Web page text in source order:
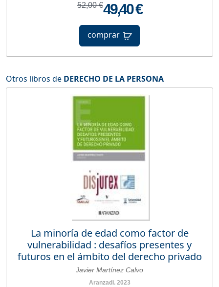
52,00 €49,40 €
comprar
Otros libros de DERECHO DE LA PERSONA
La minoría de edad como factor de
vulnerabilidad : desafíos presentes y
futuros en el ámbito del derecho privado
Javier Martínez Calvo
Aranzadi. 2023